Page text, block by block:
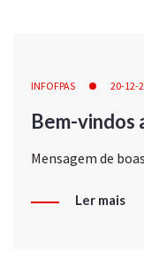
INFOFPAS 20-12-
Bem-vindos
Mensagem de
Ler mais